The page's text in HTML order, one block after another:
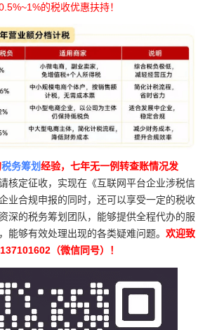
的税收优惠扶持！
税务筹划经验，七年无一例转查账情况发
核定征收，实现在《互联网平台企业涉税信
业合规申报的同时，还可以享受一定的税收
深的税务筹划团队，能够提供全程代办的服
能够有效处理出现的各类疑难问题。 欢迎致
（微信同号）！